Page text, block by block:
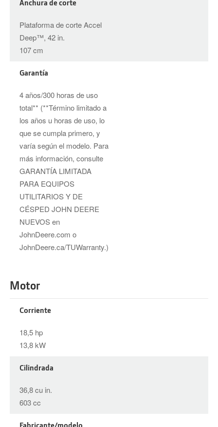
Anchura de corte
Plataforma de corte Accel
Deep™, 42 in.
107 cm
Garantía
4 años/300 horas de uso
total** (**Término limitado a
los años u horas de uso, lo
que se cumpla primero, y
varía según el modelo. Para
más información, consulte
GARANTÍA LIMITADA
PARA EQUIPOS
UTILITARIOS Y DE
CÉSPED JOHN DEERE
NUEVOS en
JohnDeere.com o
JohnDeere.ca/TUWarranty.)
Corriente
18,5 hp
13,8 kW
Cilindrada
36,8 cu in.
603 cc
Fabricante/modelo
Motor